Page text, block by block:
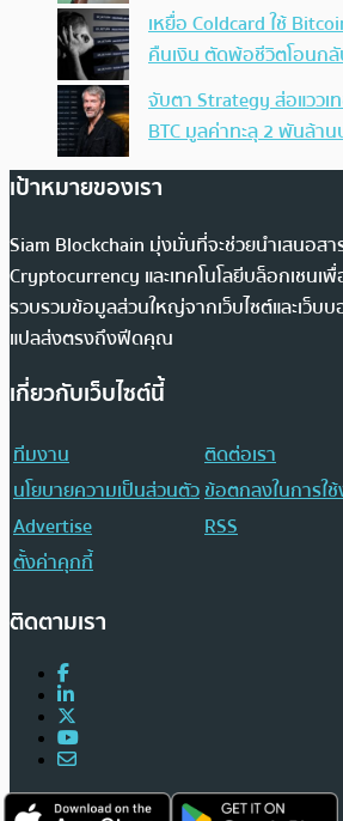
เหยื่อ Coldcard ใช้
คืนเงิน ตัดพ้อชีวิตโอนก
จับตา Strategy ส่อแววเ
BTC มูลค่าทะลุ 2 พันล้า
เป้าหมายของเรา
Siam Blockchain มุ่งมั่นที่จะช่วยนำเสนอสา
Cryptocurrency และเทคโนโลยีบล็อกเชนเ
รวบรวมข้อมูลส่วนใหญ่จากเว็บไซต์และเว็บบ
แปลส่งตรงถึงฟีดคุณ
เกี่ยวกับเว็บไซต์นี้
ทีมงาน
ติดต่อเรา
นโยบายความเป็นส่วนตัวข้อตกลงในการใ
Advertise
RSS
ตั้งค่าคุกกี้
ติดตามเรา